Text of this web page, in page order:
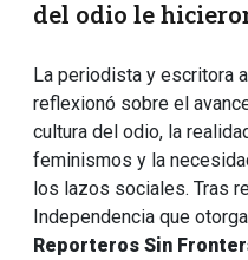
del odio le
La periodista y escritora
reflexionó sobre el
cultura del odio, la
feminismos y la
los lazos sociales. Tras
Independencia que
Reporteros Sin